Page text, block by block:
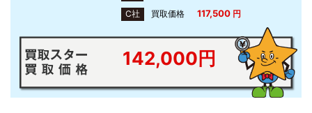
C社
買取価格 117,500 円
142,000円